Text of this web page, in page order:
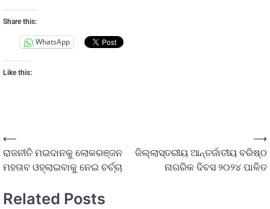
Share this:
WhatsApp
Like this:
⟵
ରାଜନୀତି ମଇଦାନକୁ ଲୋକରଞ୍ଜନ
ମହତାବ ଓହ୍ଲାଇବାକୁ ନେଇ ଚର୍ଚ୍ଚା
ଜିଲ୍ଲାସ୍ତରୀୟ ଆନ୍ତର୍ଜାତୀୟ ବରିଷ୍ଠ
ନାଗରିକ ଦିବସ ୨୦୨୪ ପାଳିତ
⟶
Related Posts